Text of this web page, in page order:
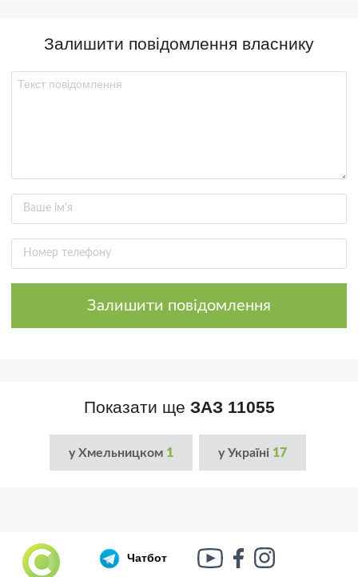
Залишити повідомлення власнику
Залишити повідомлення
Показати ще ЗАЗ 11055
у Хмельницком 1 у Україні 17
Чатбот